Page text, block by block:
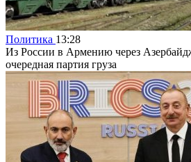
Политика 13:28
Из России в Армению через
очередная партия груза